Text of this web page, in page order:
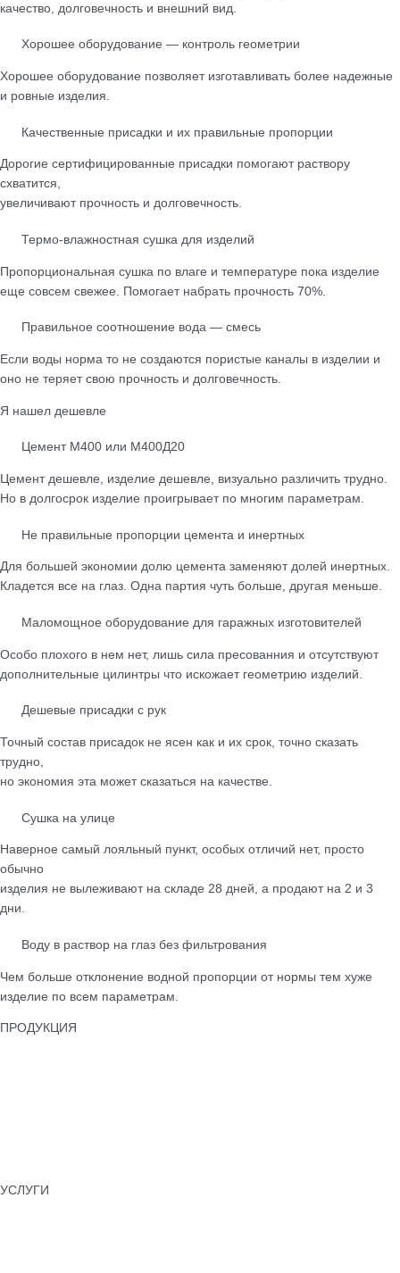
качество, долговечность и внешний вид.
Хорошее оборудование — контроль геометрии
Хорошее оборудование позволяет изготавливать более надежные
и ровные изделия.
Качественные присадки и их правильные пропорции
Дорогие сертифицированные присадки помогают раствору
схватится,
увеличивают прочность и долговечность.
Термо-влажностная сушка для изделий
Пропорциональная сушка по влаге и температуре пока изделие
еще совсем свежее. Помогает набрать прочность 70%.
Правильное соотношение вода — смесь
Если воды норма то не создаются пористые каналы в изделии и
оно не теряет свою прочность и долговечность.
Я нашел дешевле
Цемент М400 или М400Д20
Цемент дешевле, изделие дешевле, визуально различить трудно.
Но в долгосрок изделие проигрывает по многим параметрам.
Не правильные пропорции цемента и инертных
Для большей экономии долю цемента заменяют долей инертных.
Кладется все на глаз. Одна партия чуть больше, другая меньше.
Маломощное оборудование для гаражных изготовителей
Особо плохого в нем нет, лишь сила пресованния и отсутствуют
дополнительные цилинтры что искожает геометрию изделий.
Дешевые присадки с рук
Точный состав присадок не ясен как и их срок, точно сказать
трудно,
но экономия эта может сказаться на качестве.
Сушка на улице
Наверное самый лояльный пункт, особых отличий нет, просто
обычно
изделия не вылеживают на складе 28 дней, а продают на 2 и 3
дни.
Воду в раствор на глаз без фильтрования
Чем больше отклонение водной пропорции от нормы тем хуже
изделие по всем параметрам.
ПРОДУКЦИЯ
УСЛУГИ